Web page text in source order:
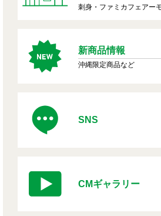
刺身・ファミカフェアー
新商品情報
沖縄限定商品など
SNS
CMギャラリー